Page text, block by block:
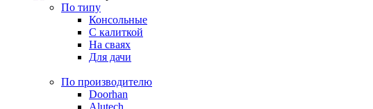
По типу
Консольные
С калиткой
На сваях
Для дачи
По производителю
Doorhan
Alutech